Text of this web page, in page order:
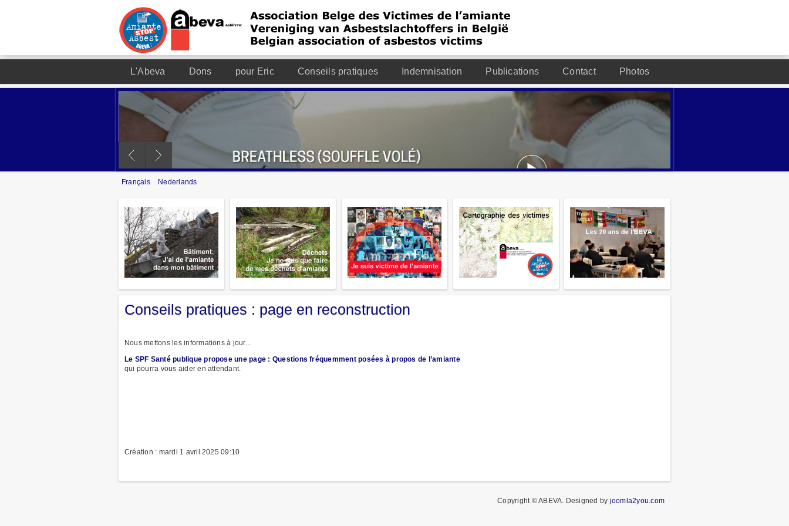
L'Abeva Dons pour Eric Conseils pratiques Indemnisation Publications Contact Photos
Français Nederlands
Conseils pratiques : page en reconstruction
Nous mettons les informations à jour...
Le SPF Santé publique propose une page : Questions fréquemment posées à propos de l’amiante
qui pourra vous aider en attendant.
Création : mardi 1 avril 2025 09:10
Copyright © ABEVA. Designed by joomla2you.com